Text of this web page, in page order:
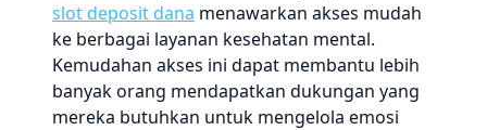
slot deposit dana menawarkan akses mudah
ke berbagai layanan kesehatan mental.
Kemudahan akses ini dapat membantu lebih
banyak orang mendapatkan dukungan yang
mereka butuhkan untuk mengelola emosi